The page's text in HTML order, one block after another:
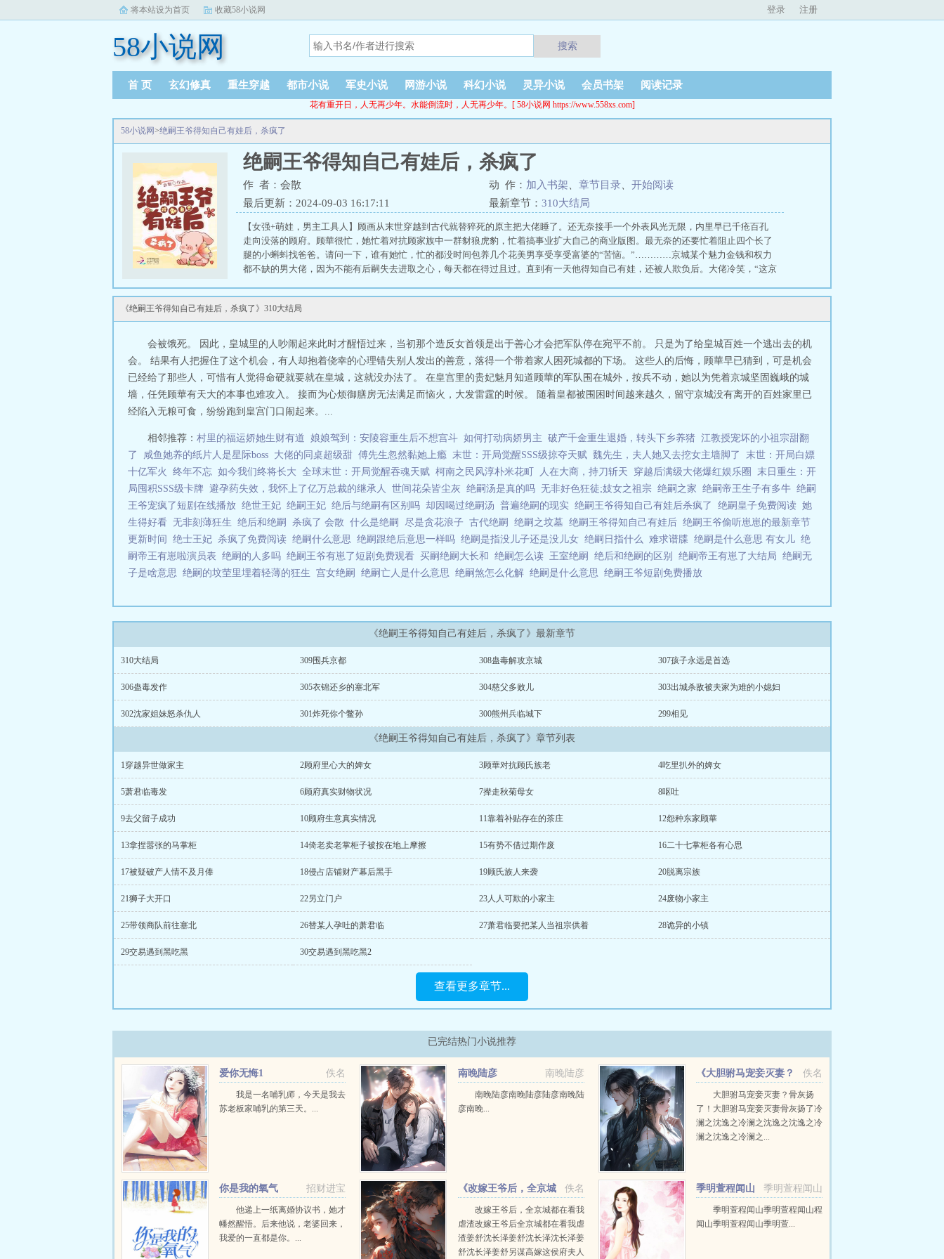
将本站设为首页 收藏58小说网 登录 注册
58小说网 搜索
首 页 玄幻修真 重生穿越 都市小说 军史小说 网游小说 科幻小说 灵异小说 会员书架 阅读记录
花有重开日，人无再少年。水能倒流时，人无再少年。[ 58小说网 https://www.558xs.com]
58小说网>绝嗣王爷得知自己有娃后，杀疯了
绝嗣王爷得知自己有娃后，杀疯了
作 者：会散 动 作： 加入书架 章节目录
开始阅读
最后更新：2024-09-03 16:17:11
最新章节： 310大结局
【女强+萌娃，男主工具人】顾画从末世穿越到古代就替猝死的原主把大佬睡了。还无奈接手一个外表风光无限，内里早已千疮百孔
走向没落的顾府。顾華很忙，她忙着对抗顾家族中一群豺狼虎豹，忙着搞事业扩大自己的商业版图。最无奈的还要忙着阻止四个长了
腿的小蝌蚪找爸爸。请问一下，谁有她忙，忙的都没时间包养几个花美男享受享受富婆的“苦恼。”…………京城某个魅力金钱和权力
都不缺的男大佬，因为不能有后嗣失去进取之心，每天都在得过且过。直到有一天他得知自己有娃，还被人欺负后。大佬冷笑，“这京
笑容可掬，“女人，听说你想养男宠？”顾華咬牙，狗男人放下你手中四十米大刀再问，你还是个帅批。 绝嗣王爷得知自己有娃后，杀
疯了
《绝嗣王爷得知自己有娃后，杀疯了》310大结局
会被饿死。 因此，皇城里的人吵闹起来此时才醒悟过来，当初那个造反女首领是出于善心才会把军队停在宛平不前。 只是为了给皇城百姓一个逃出去的机
会。 结果有人把握住了这个机会，有人却抱着侥幸的心理错失别人发出的善意，落得一个带着家人困死城都的下场。 这些人的后悔，顾華早已猜到，可是机会
已经给了那些人，可惜有人觉得命硬就要就在皇城，这就没办法了。 在皇宫里的贵妃魅月知道顾華的军队围在城外，按兵不动，她以为凭着京城坚固巍峨的城
墙，任凭顾華有天大的本事也难攻入。 接而为心烦御膳房无法满足而恼火，大发雷霆的时候。 随着皇都被围困时间越来越久，留守京城没有离开的百姓家里已
经陷入无粮可食，纷纷跑到皇宫门口闹起来。...
相邻推荐： 村里的福运娇她生财有道 娘娘驾到：安陵容重生后不想宫斗 如何打动病娇男主 破产千金重生退婚，转头下乡养猪 江教授宠坏的小祖宗甜翻
了
咸鱼她养的纸片人是星际boss 大佬的同桌超级甜 傅先生忽然黏她上瘾 末世：开局觉醒SSS级掠夺天赋 魏先生，夫人她又去挖女主墙脚了
末世：开局白嫖
十亿军火
终年不忘 如今我们终将长大 全球末世：开局觉醒吞魂天赋 柯南之民风淳朴米花町 人在大商，持刀斩天 穿越后满级大佬爆红娱乐圈
末日重生：开
局囤积SSS级卡牌
避孕药失效，我怀上了亿万总裁的继承人 世间花朵皆尘灰 绝嗣汤是真的吗 无非好色狂徒;妓女之祖宗 绝嗣之家 绝嗣帝王生子有多牛 绝嗣
王爷宠疯了短剧在线播放 绝世王妃 绝嗣王妃 绝后与绝嗣有区别吗 却因喝过绝嗣汤 普遍绝嗣的现实 绝嗣王爷得知自己有娃后杀疯了 绝嗣皇子免费阅读 她
生得好看 无非刻薄狂生 绝后和绝嗣 杀疯了 会散 什么是绝嗣 尽是贪花浪子 古代绝嗣 绝嗣之坟墓 绝嗣王爷得知自己有娃后 绝嗣王爷偷听崽崽的最新章节
更新时间 绝士王妃 杀疯了免费阅读 绝嗣什么意思 绝嗣跟绝后意思一样吗 绝嗣是指没儿子还是没儿女 绝嗣日指什么 难求谱牒 绝嗣是什么意思 有女儿 绝
嗣帝王有崽啦演员表 绝嗣的人多吗 绝嗣王爷有崽了短剧免费观看 买嗣绝嗣大长和 绝嗣怎么读 王室绝嗣 绝后和绝嗣的区别 绝嗣帝王有崽了大结局 绝嗣无
子是啥意思 绝嗣的坟茔里埋着轻薄的狂生 宫女绝嗣 绝嗣亡人是什么意思 绝嗣煞怎么化解 绝嗣是什么意思 绝嗣王爷短剧免费播放
《绝嗣王爷得知自己有娃后，杀疯了》最新章节
310大结局 309围兵京都 308蛊毒解攻京城 307孩子永远是首选
306蛊毒发作 305衣锦还乡的塞北军 304慈父多败儿 303出城杀敌被夫家为难的小媳妇
302沈家姐妹怒杀仇人 301炸死你个鳖孙 300熊州兵临城下 299相见
《绝嗣王爷得知自己有娃后，杀疯了》章节列表
1穿越异世做家主 2顾府里心大的婢女 3顾華对抗顾氏族老 4吃里扒外的婢女
5萧君临毒发 6顾府真实财物状况 7撵走秋菊母女 8呕吐
9去父留子成功 10顾府生意真实情况 11靠着补贴存在的茶庄 12怨种东家顾華
13拿捏嚣张的马掌柜 14倚老卖老掌柜子被按在地上摩擦 15有势不借过期作废 16二十七掌柜各有心思
17被疑破产人情不及月俸 18侵占店铺财产幕后黑手 19顾氏族人来袭 20脱离宗族
21狮子大开口 22另立门户 23人人可欺的小家主 24废物小家主
25带领商队前往塞北 26替某人孕吐的萧君临 27萧君临要把某人当祖宗供着 28诡异的小镇
29交易遇到黑吃黑 30交易遇到黑吃黑2
查看更多章节...
已完结热门小说推荐
佚名
爱你无悔1
我是一名哺乳师，今天是我去
苏老板家哺乳的第三天。...
南晚陆彦
南晚陆彦
南晚陆彦南晚陆彦陆彦南晚陆
彦南晚...
佚名
《大胆驸马宠妾灭妻？
骨灰扬了！》
大胆驸马宠妾灭妻？骨灰扬
了！大胆驸马宠妾灭妻骨灰扬了冷
澜之沈逸之冷澜之沈逸之沈逸之冷
澜之沈逸之冷澜之...
招财进宝
你是我的氧气
他递上一纸离婚协议书，她才
幡然醒悟。后来他说，老婆回来，
我爱的一直都是你。...
佚名
《改嫁王爷后，全京城
都在看我虐渣》
改嫁王爷后，全京城都在看我
虐渣改嫁王爷后全京城都在看我虐
渣姜舒沈长泽姜舒沈长泽沈长泽姜
舒沈长泽姜舒另谋高嫁这侯府夫人
季明萱程闻山
季明萱程闻山
季明萱程闻山季明萱程闻山程
闻山季明萱程闻山季明萱...